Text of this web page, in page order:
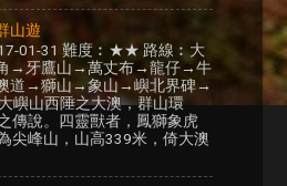
山遊
01-31 難度︰★★ 路線︰大
→牙鷹山→萬丈布→龍仔→牛
道→獅山→象山→嶼北界碑→
嶼山西陲之大澳，群山環
傳說。四靈獸者，鳳獅象虎
尖峰山，山高339米，倚大澳